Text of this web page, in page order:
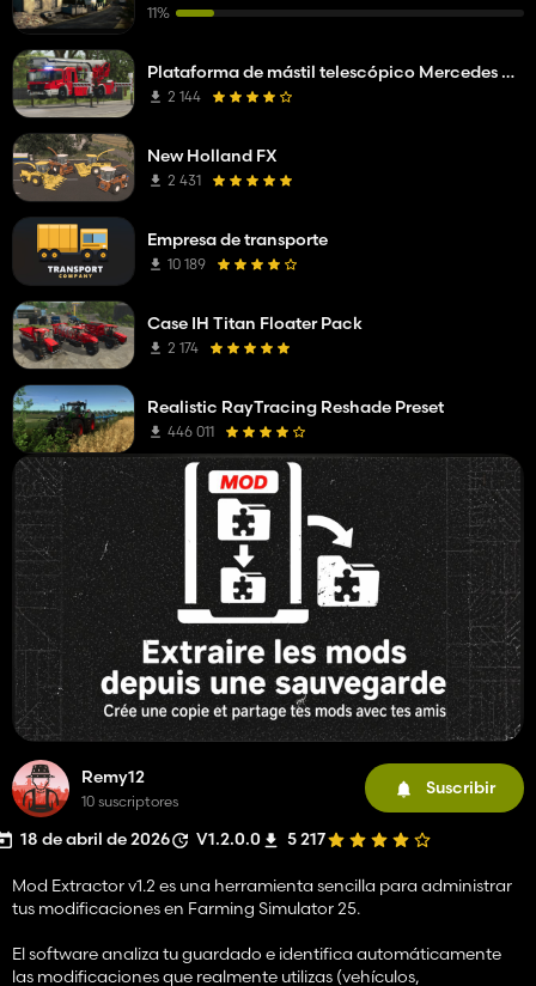
Remy12
10 suscriptores
Suscribir
18 de abril de 2026 V1.2.0.0 5 217
Mod Extractor v1.2 es una herramienta sencilla para administrar
tus modificaciones en Farming Simulator 25.
El software analiza tu guardado e identifica automáticamente
las modificaciones que realmente utilizas (vehículos,
11%
Plataforma de mástil telescópico Mercedes Benz Econic WISS
2 144
New Holland FX
2 431
Empresa de transporte
10 189
Case IH Titan Floater Pack
2 174
Realistic RayTracing Reshade Preset
446 011